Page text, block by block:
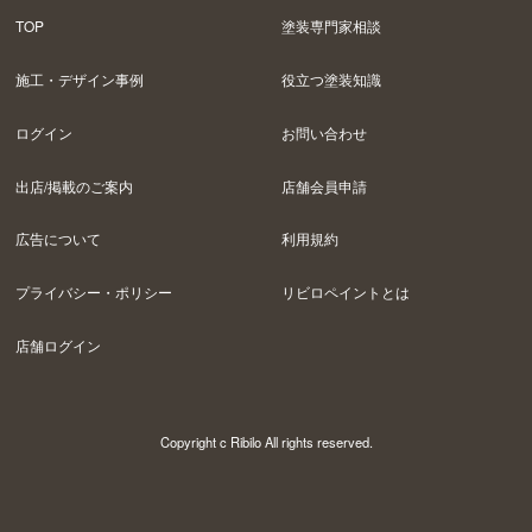
TOP 塗装専門家相談
施工・デザイン事例 役立つ塗装知識
ログイン お問い合わせ
出店/掲載のご案内 店舗会員申請
広告について 利用規約
プライバシー・ポリシー リビロペイントとは
店舗ログイン
Copyright c Ribilo All rights reserved.